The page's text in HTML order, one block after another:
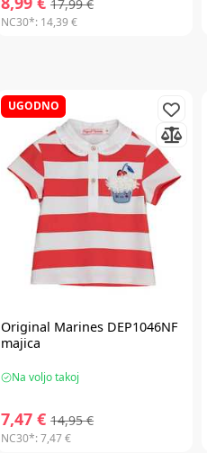
17,99 €
NC30*: 14,39 €
UGODNO
Original Marines DEP1046NF
majica
Na voljo takoj
7,47 € 14,95 €
NC30*:7,47 €